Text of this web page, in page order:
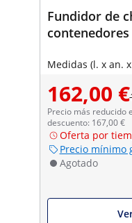
Fundidor de
contenedores
Medidas (l. x an.
162,00 €
Precio más reducido
descuento: 167,00 €
Oferta por
Precio mínimo
Agotado